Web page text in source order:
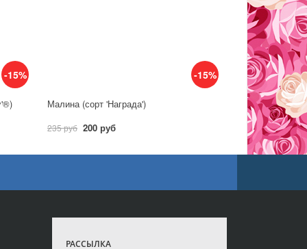
-15% -15%
Малина (сорт 'Награда')
235 руб 200 руб
РАССЫЛКА